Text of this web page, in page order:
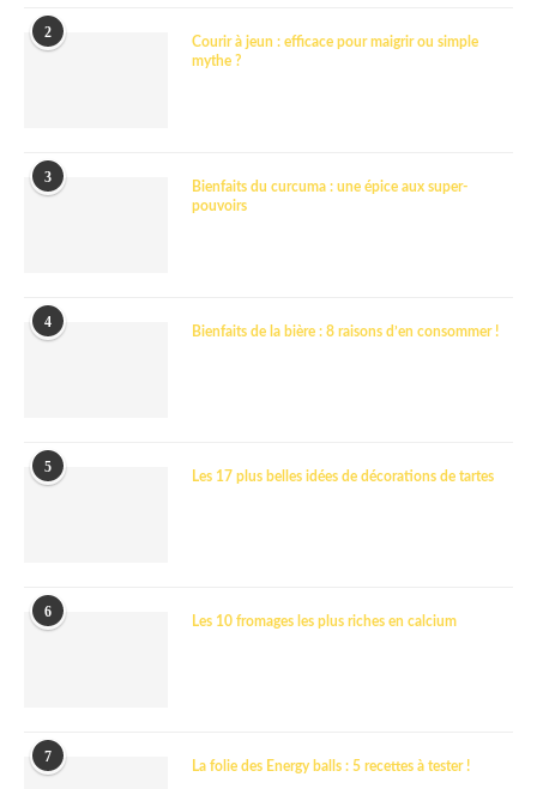
2
Courir à jeun : efficace pour maigrir ou simple
mythe ?
3
Bienfaits du curcuma : une épice aux super-
pouvoirs
4
Bienfaits de la bière : 8 raisons d’en consommer !
5
Les 17 plus belles idées de décorations de tartes
6
Les 10 fromages les plus riches en calcium
7
La folie des Energy balls : 5 recettes à tester !